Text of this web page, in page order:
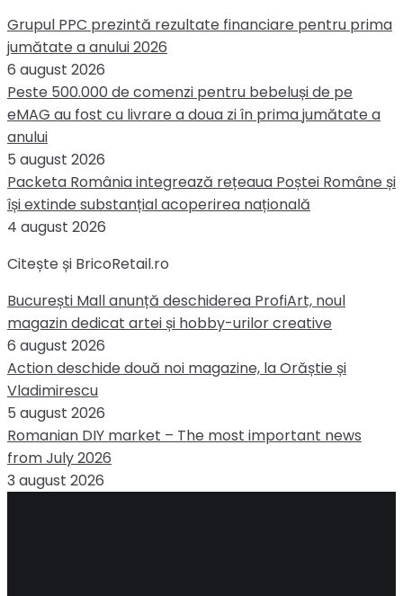
Grupul PPC prezintă rezultate financiare pentru prima
jumătate a anului 2026
6 august 2026
Peste 500.000 de comenzi pentru bebeluși de pe
eMAG au fost cu livrare a doua zi în prima jumătate a
anului
5 august 2026
Packeta România integrează rețeaua Poștei Române și
își extinde substanțial acoperirea națională
4 august 2026
Citește și BricoRetail.ro
București Mall anunță deschiderea ProfiArt, noul
magazin dedicat artei și hobby-urilor creative
6 august 2026
Action deschide două noi magazine, la Orăștie și
Vladimirescu
5 august 2026
Romanian DIY market – The most important news
from July 2026
3 august 2026